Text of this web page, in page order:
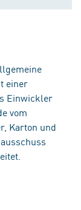
einer
Einwickler
vom
Karton und